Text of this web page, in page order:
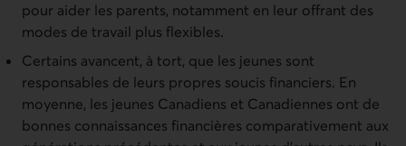
pour aider les parents, notamment en leur offrant des
modes de travail plus flexibles.
Certains avancent, à tort, que les jeunes sont
responsables de leurs propres soucis financiers. En
moyenne, les jeunes Canadiens et Canadiennes ont de
bonnes connaissances financières comparativement aux